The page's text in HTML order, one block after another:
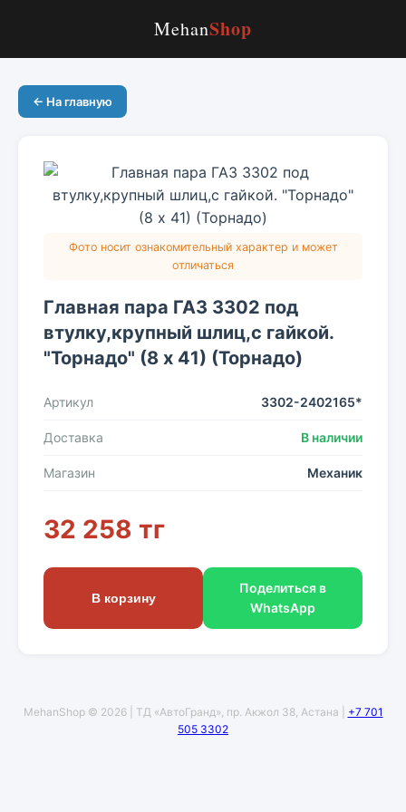
MehanShop
← На главную
Фото носит ознакомительный характер и может
отличаться
Главная пара ГАЗ 3302 под
втулку,крупный шлиц,с гайкой.
"Торнадо" (8 х 41) (Торнадо)
Артикул 3302-2402165*
Доставка В наличии
Магазин Механик
32 258 тг
В корзину
Поделиться в
WhatsApp
MehanShop © 2026 | ТД «АвтоГранд», пр. Акжол 38, Астана | +7 701
505 3302